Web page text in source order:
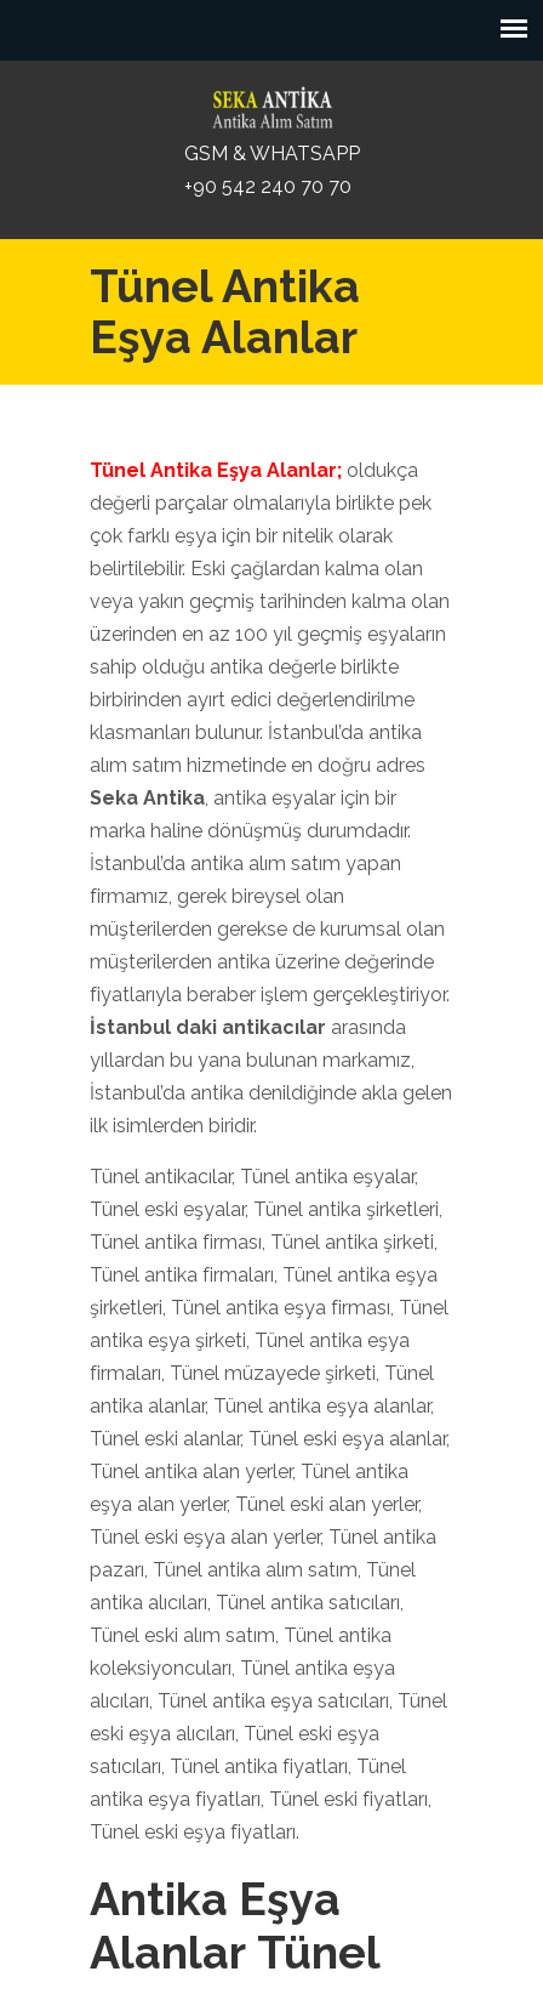
GSM & WHATSAPP
+90 542 240 70 70
Tünel Antika
Eşya Alanlar
Tünel Antika Eşya Alanlar; oldukça
değerli parçalar olmalarıyla birlikte pek
çok farklı eşya için bir nitelik olarak
belirtilebilir. Eski çağlardan kalma olan
veya yakın geçmiş tarihinden kalma olan
üzerinden en az 100 yıl geçmiş eşyaların
sahip olduğu antika değerle birlikte
birbirinden ayırt edici değerlendirilme
klasmanları bulunur. İstanbul’da antika
alım satım hizmetinde en doğru adres
Seka Antika, antika eşyalar için bir
marka haline dönüşmüş durumdadır.
İstanbul’da antika alım satım yapan
firmamız, gerek bireysel olan
müşterilerden gerekse de kurumsal olan
müşterilerden antika üzerine değerinde
fiyatlarıyla beraber işlem gerçekleştiriyor.
İstanbul daki antikacılar arasında
yıllardan bu yana bulunan markamız,
İstanbul’da antika denildiğinde akla gelen
ilk isimlerden biridir.
Tünel antikacılar, Tünel antika eşyalar,
Tünel eski eşyalar, Tünel antika şirketleri,
Tünel antika firması, Tünel antika şirketi,
Tünel antika firmaları, Tünel antika eşya
şirketleri, Tünel antika eşya firması, Tünel
antika eşya şirketi, Tünel antika eşya
firmaları, Tünel müzayede şirketi, Tünel
antika alanlar, Tünel antika eşya alanlar,
Tünel eski alanlar, Tünel eski eşya alanlar,
Tünel antika alan yerler, Tünel antika
eşya alan yerler, Tünel eski alan yerler,
Tünel eski eşya alan yerler, Tünel antika
pazarı, Tünel antika alım satım, Tünel
antika alıcıları, Tünel antika satıcıları,
Tünel eski alım satım, Tünel antika
koleksiyoncuları, Tünel antika eşya
alıcıları, Tünel antika eşya satıcıları, Tünel
eski eşya alıcıları, Tünel eski eşya
satıcıları, Tünel antika fiyatları, Tünel
antika eşya fiyatları, Tünel eski fiyatları,
Tünel eski eşya fiyatları.
Antika Eşya
Alanlar Tünel